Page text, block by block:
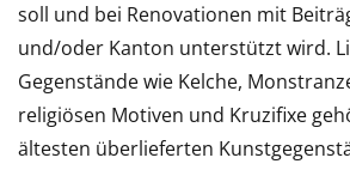
soll und bei Renovationen mit
und/oder Kanton unterstützt wird.
Gegenstände wie Kelche,
religiösen Motiven und Kruzifixe
ältesten überlieferten